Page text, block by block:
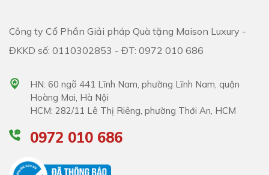
Công ty Cổ Phần Giải pháp Quà tặng Maison Luxury -
ĐKKD số: 0110302853 - ĐT: 0972 010 686
HN: 60 ngõ 441 Lĩnh Nam, phường Lĩnh Nam, quận
Hoàng Mai, Hà Nội
HCM: 282/11 Lê Thị Riêng, phường Thới An, HCM
0972 010 686